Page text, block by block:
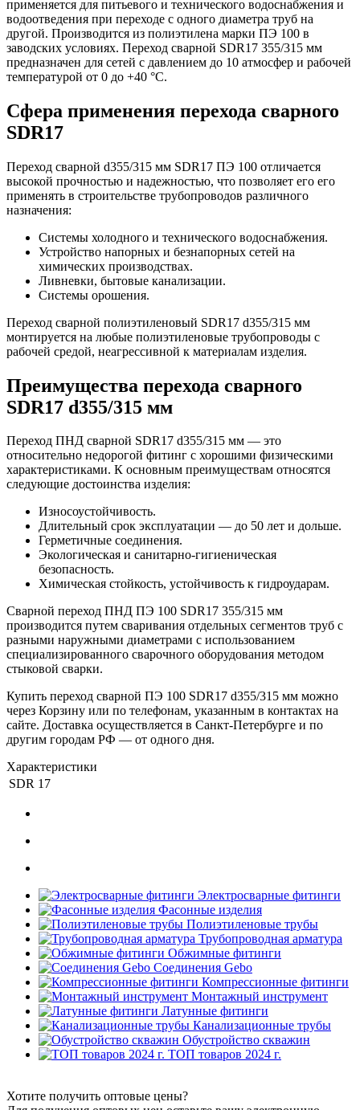
применяется для питьевого и технического водоснабжения и
водоотведения при переходе с одного диаметра труб на
другой. Производится из полиэтилена марки ПЭ 100 в
заводских условиях. Переход сварной SDR17 355/315 мм
предназначен для сетей с давлением до 10 атмосфер и рабочей
температурой от 0 до +40 °С.
Сфера применения перехода сварного
SDR17
Переход сварной d355/315 мм SDR17 ПЭ 100 отличается
высокой прочностью и надежностью, что позволяет его его
применять в строительстве трубопроводов различного
назначения:
Системы холодного и технического водоснабжения.
Устройство напорных и безнапорных сетей на
химических производствах.
Ливневки, бытовые канализации.
Системы орошения.
Переход сварной полиэтиленовый SDR17 d355/315 мм
монтируется на любые полиэтиленовые трубопроводы с
рабочей средой, неагрессивной к материалам изделия.
Преимущества перехода сварного
SDR17 d355/315 мм
Переход ПНД сварной SDR17 d355/315 мм — это
относительно недорогой фитинг с хорошими физическими
характеристиками. К основным преимуществам относятся
следующие достоинства изделия:
Износоустойчивость.
Длительный срок эксплуатации — до 50 лет и дольше.
Герметичные соединения.
Экологическая и санитарно-гигиеническая
безопасность.
Химическая стойкость, устойчивость к гидроударам.
Сварной переход ПНД ПЭ 100 SDR17 355/315 мм
производится путем сваривания отдельных сегментов труб с
разными наружными диаметрами с использованием
специализированного сварочного оборудования методом
стыковой сварки.
Купить переход сварной ПЭ 100 SDR17 d355/315 мм можно
через Корзину или по телефонам, указанным в контактах на
сайте. Доставка осуществляется в Санкт-Петербурге и по
другим городам РФ — от одного дня.
Характеристики
SDR 17
Электросварные фитинги
Фасонные изделия
Полиэтиленовые трубы
Трубопроводная арматура
Обжимные фитинги
Соединения Gebo
Компрессионные фитинги
Монтажный инструмент
Латунные фитинги
Канализационные трубы
Обустройство скважин
ТОП товаров 2024 г.
Хотите получить оптовые цены?